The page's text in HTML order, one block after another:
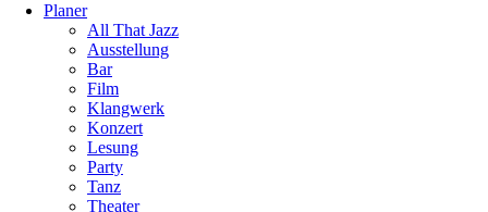
Planer
All That Jazz
Ausstellung
Bar
Film
Klangwerk
Konzert
Lesung
Party
Tanz
Theater